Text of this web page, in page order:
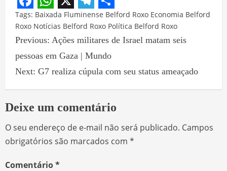
Facebook
WhatsApp
X Telegram
Share
Tags: Baixada Fluminense Belford Roxo Economia Belford
Roxo Notícias Belford Roxo Política Belford Roxo
Previous: Ações militares de Israel matam seis
pessoas em Gaza | Mundo
Next: G7 realiza cúpula com seu status ameaçado
Deixe um comentário
O seu endereço de e-mail não será publicado. Campos
obrigatórios são marcados com *
Comentário*